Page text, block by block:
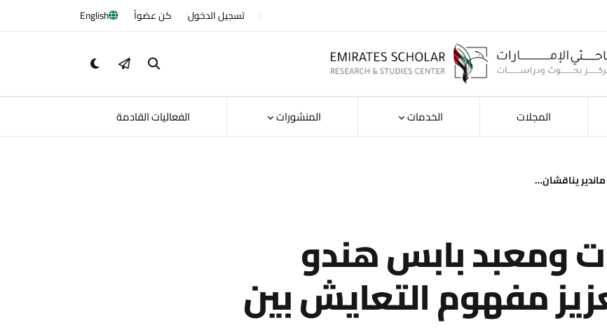
تسجيل الدخول كن عضواً English
المجلات الخدمات المنشورات الفعاليات القادمة
يناقشان…
ومعبد بابس هندو
مفهوم التعايش بين